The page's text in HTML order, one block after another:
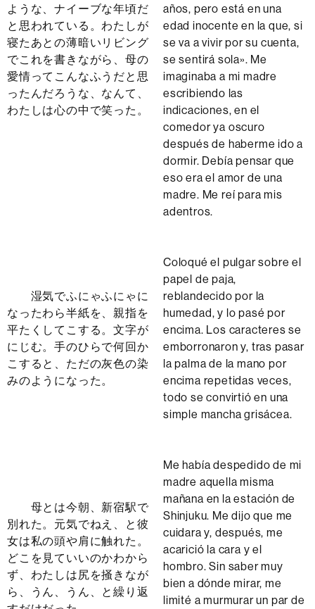
ような、ナイーブな年頃だ
と思われている。わたしが
寝たあとの薄暗いリビング
でこれを書きながら、母の
愛情ってこんなふうだと思
ったんだろうな、なんて、
わたしは心の中で笑った。
años, pero está en una
edad inocente en la que, si
se va a vivir por su cuenta,
se sentirá sola». Me
imaginaba a mi madre
escribiendo las
indicaciones, en el
comedor ya oscuro
después de haberme ido a
dormir. Debía pensar que
eso era el amor de una
madre. Me reí para mis
adentros.
湿気でふにゃふにゃに
なったわら半紙を、親指を
平たくしてこする。文字が
にじむ。手のひらで何回か
こすると、ただの灰色の染
みのようになった。
Coloqué el pulgar sobre el
papel de paja,
reblandecido por la
humedad, y lo pasé por
encima. Los caracteres se
emborronaron y, tras pasar
la palma de la mano por
encima repetidas veces,
todo se convirtió en una
simple mancha grisácea.
母とは今朝、新宿駅で
別れた。元気でねえ、と彼
女は私の頭や肩に触れた。
どこを見ていいのかわから
ず、わたしは尻を掻きなが
ら、うん、うん、と繰り返
Me había despedido de mi
madre aquella misma
mañana en la estación de
Shinjuku. Me dijo que me
cuidara y, después, me
acarició la cara y el
hombro. Sin saber muy
bien a dónde mirar, me
limité a murmurar un par de